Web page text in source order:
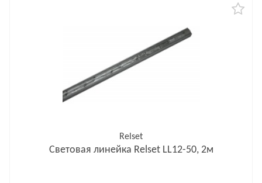
Relset
Световая линейка Relset LL12-50, 2м